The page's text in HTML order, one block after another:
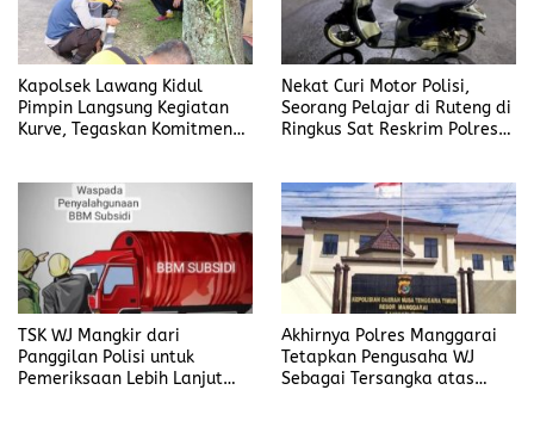
Kapolsek Lawang Kidul
Pimpin Langsung Kegiatan
Kurve, Tegaskan Komitmen
Nekat Curi Motor Polisi,
Seorang Pelajar di Ruteng di
Ringkus Sat Reskrim Polres
TSK WJ Mangkir dari
Panggilan Polisi untuk
Pemeriksaan Lebih Lanjut
Akhirnya Polres Manggarai
Tetapkan Pengusaha WJ
Sebagai Tersangka atas